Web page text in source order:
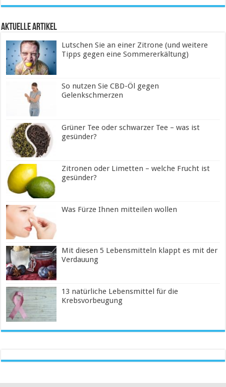
Aktuelle Artikel
Lutschen Sie an einer Zitrone (und weitere
Tipps gegen eine Sommererkältung)
So nutzen Sie CBD-Öl gegen
Gelenkschmerzen
Grüner Tee oder schwarzer Tee – was ist
gesünder?
Zitronen oder Limetten – welche Frucht ist
gesünder?
Was Fürze Ihnen mitteilen wollen
Mit diesen 5 Lebensmitteln klappt es mit der
Verdauung
13 natürliche Lebensmittel für die
Krebsvorbeugung